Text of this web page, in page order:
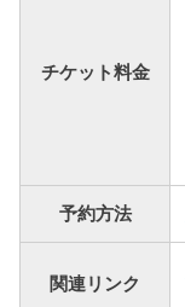
チケット料金
予約方法
関連リンク